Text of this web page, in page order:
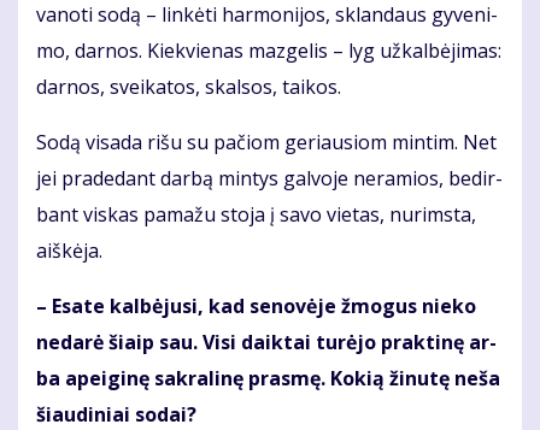
va­no­ti so­dą – lin­kė­ti har­mo­ni­jos, sklan­daus gy­ve­ni­
mo, dar­nos. Kiek­vie­nas maz­ge­lis – lyg už­kal­bė­ji­mas:
dar­nos, svei­ka­tos, skal­sos, tai­kos.
So­dą vi­sa­da ri­šu su pa­čiom ge­riau­siom min­tim. Net
jei pra­de­dant dar­bą min­tys gal­vo­je ne­ra­mios, be­dir­
bant vis­kas pa­ma­žu sto­ja į sa­vo vie­tas, nu­rims­ta,
aiš­kė­ja.
– Esa­te kal­bė­ju­si, kad se­no­vė­je žmo­gus nie­ko
ne­da­rė šiaip sau. Vi­si daik­tai tu­rė­jo prak­ti­nę ar­
ba apei­gi­nę sak­ra­li­nę pras­mę. Ko­kią ži­nu­tę ne­ša
šiau­di­niai so­dai?